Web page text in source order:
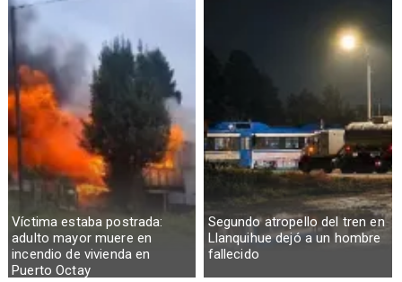
Víctima estaba postrada:
adulto mayor muere en
incendio de vivienda en
Puerto Octay
Segundo atropello del tren en
Llanquihue dejó a un hombre
fallecido